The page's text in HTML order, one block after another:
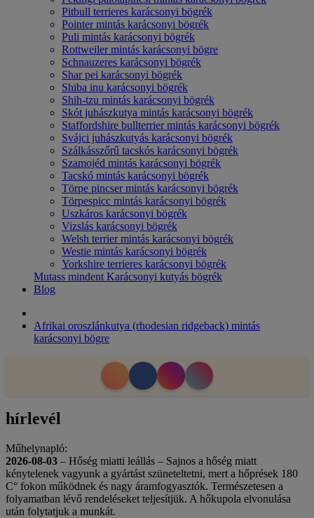
Pitbull terrieres karácsonyi bögrék
Pointer mintás karácsonyi bögrék
Puli mintás karácsonyi bögrék
Rottweiler mintás karácsonyi bögre
Schnauzeres karácsonyi bögrék
Shar pei karácsonyi bögrék
Shiba inu karácsonyi bögrék
Shih-tzu mintás karácsonyi bögrék
Skót juhászkutya mintás karácsonyi bögrék
Staffordshire bullterrier mintás karácsonyi bögrék
Svájci juhászkutyás karácsonyi bögrék
Szálkásszőrű tacskós karácsonyi bögrék
Szamojéd mintás karácsonyi bögrék
Tacskó mintás karácsonyi bögrék
Törpe pincser mintás karácsonyi bögrék
Törpespicc mintás karácsonyi bögrék
Uszkáros karácsonyi bögrék
Vizslás karácsonyi bögrék
Welsh terrier mintás karácsonyi bögrék
Westie mintás karácsonyi bögrék
Yorkshire terrieres karácsonyi bögrék
Mutass mindent Karácsonyi kutyás bögrék
Blog
Afrikai oroszlánkutya (rhodesian ridgeback) mintás
karácsonyi bögre
hírlevél
Műhelynapló:
2026-08-03 – Hőség miatti leállás – Sajnos a hőség miatt
kénytelenek vagyunk a gyártást szüneteltetni, mert a hőprések 180
C° fokon működnek és nagy áramfogyasztók. Természetesen a
folyamatban lévő rendeléseket teljesítjük. A hőkupola elvonulása
után folytatjuk a munkát.